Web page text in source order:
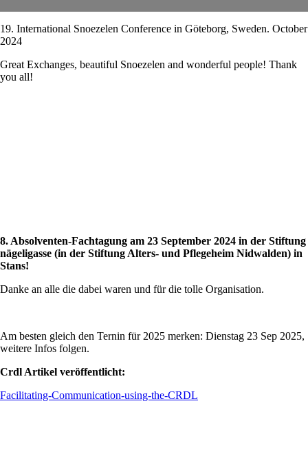
19. International Snoezelen Conference in Göteborg, Sweden. October
2024
Great Exchanges, beautiful Snoezelen and wonderful people! Thank
you all!
8. Absolventen-Fachtagung am 23 September 2024 in der Stiftung
nägeligasse (in der Stiftung Alters- und Pflegeheim Nidwalden) in
Stans!
Danke an alle die dabei waren und für die tolle Organisation.
Am besten gleich den Ternin für 2025 merken: Dienstag 23 Sep 2025,
weitere Infos folgen.
Crdl Artikel veröffentlicht:
Facilitating-Communication-using-the-CRDL